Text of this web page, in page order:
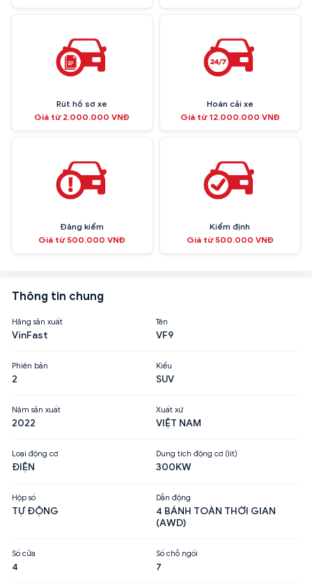
Rút hồ sơ xe
Giá từ 2.000.000 VNĐ
Hoán cải xe
Giá từ 12.000.000 VNĐ
Đăng kiểm
Giá từ 500.000 VNĐ
Kiểm định
Giá từ 500.000 VNĐ
Thông tin chung
Hãng sản xuất
VinFast
Tên
VF9
Phiên bản
2
Kiểu
SUV
Năm sản xuất
2022
Xuất xứ
VIỆT NAM
Loại động cơ
ĐIỆN
Dung tích động cơ (lít)
300KW
Hộp số
TỰ ĐỘNG
Dẫn động
4 BÁNH TOÀN THỜI GIAN
(AWD)
Số cửa
4
Số chỗ ngồi
7